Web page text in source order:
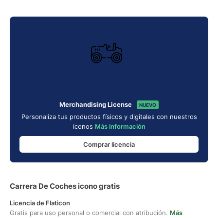
Merchandising License NUEVO
Personaliza tus productos físicos y digitales con nuestros
iconos Más información
Comprar licencia
Carrera De Coches icono gratis
Licencia de Flaticon
Gratis para uso personal o comercial con atribución. Más